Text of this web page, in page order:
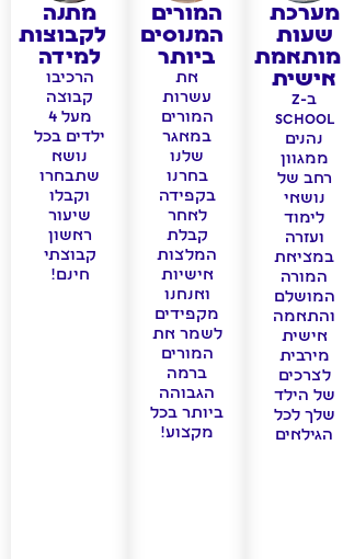
מערכת
שעות
מותאמת
אישית
בZ-
school
נהנים
ממגוון
רחב של
נושאי
לימוד
ועזרה
במציאת
המורה
המושלם
והתאמה
אישית
מירבית
לצרכים
של הילד
שלך לכל
הגילאים
המורים
המנוסים
ביותר
את
עשרות
המורים
במאגר
שלנו
בחרנו
בקפידה
לאחר
קבלת
המלצות
אישיות
ואנחנו
מקפידים
לשמר את
המורים
ברמה
הגבוהה
ביותר בכל
מקצוע!
מתנה
לקבוצות
למידה
הרכיבו
קבוצה
מעל 4
ילדים בכל
נושא
שתבחרו
וקבלו
שיעור
ראשון
קבוצתי
חינם!